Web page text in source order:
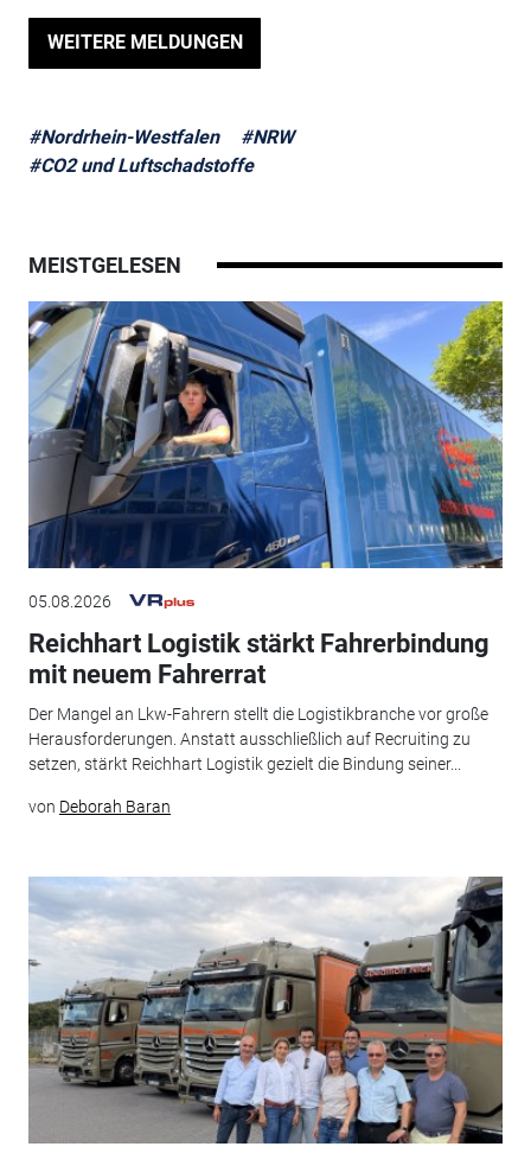
WEITERE MELDUNGEN
#Nordrhein-Westfalen
#NRW
#CO2 und Luftschadstoffe
MEISTGELESEN
05.08.2026
Reichhart Logistik stärkt Fahrerbindung
mit neuem Fahrerrat
Der Mangel an Lkw-Fahrern stellt die Logistikbranche vor große
Herausforderungen. Anstatt ausschließlich auf Recruiting zu
setzen, stärkt Reichhart Logistik gezielt die Bindung seiner...
von Deborah Baran